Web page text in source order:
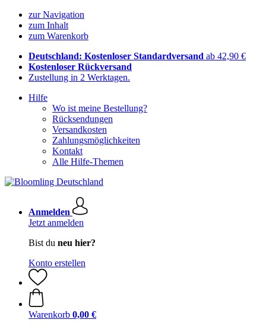
zur Navigation
zum Inhalt
zum Warenkorb
Deutschland: Kostenloser Standardversand ab 42,90 €
Kostenloser Rückversand
Zustellung in 2 Werktagen.
Hilfe
Wo ist meine Bestellung?
Rücksendungen
Versandkosten
Zahlungsmöglichkeiten
Kontakt
Alle Hilfe-Themen
Anmelden
Jetzt anmelden
Bist du neu hier?
Konto erstellen
Warenkorb 0,00 €